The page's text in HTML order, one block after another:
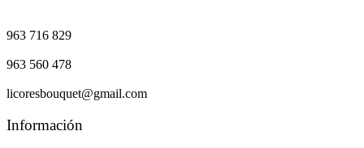
963 716 829
963 560 478
licoresbouquet@gmail.com
Información